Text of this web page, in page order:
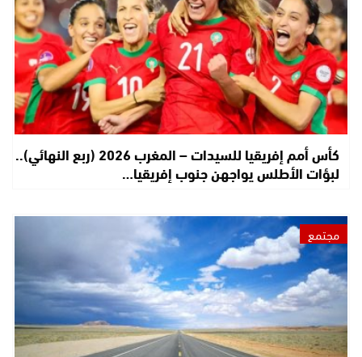
كأس أمم إفريقيا للسيدات – المغرب 2026 (ربع النهائي)..
لبؤات الأطلس يواجهن جنوب إفريقيا…
مجتمع